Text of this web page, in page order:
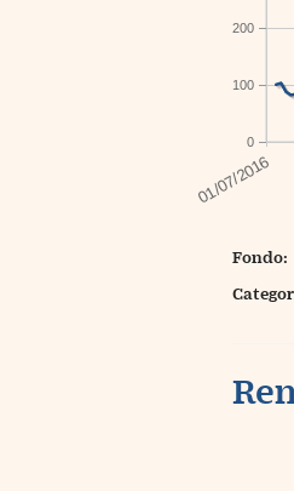
0
100
200
Fondo: